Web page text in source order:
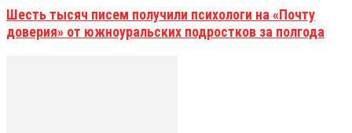
Шесть тысяч писем получили психологи на «Почту
доверия» от южноуральских подростков за полгода